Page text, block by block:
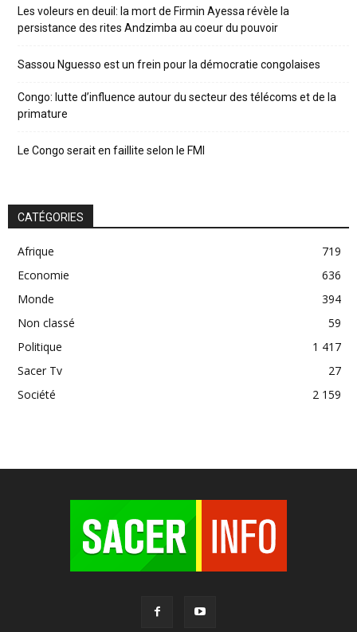
Les voleurs en deuil: la mort de Firmin Ayessa révèle la
persistance des rites Andzimba au coeur du pouvoir
Sassou Nguesso est un frein pour la démocratie congolaises
Congo: lutte d’influence autour du secteur des télécoms et de la
primature
Le Congo serait en faillite selon le FMI
CATÉGORIES
Afrique
719
Economie
636
Monde
394
Non classé
59
Politique
1 417
Sacer Tv
27
Société
2 159